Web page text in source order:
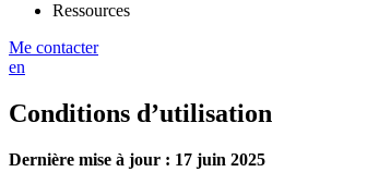
Ressources
Me contacter
en
Conditions d’utilisation
Dernière mise à jour : 17 juin 2025